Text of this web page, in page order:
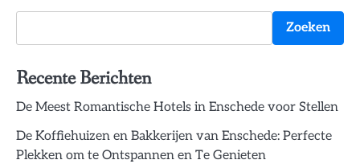
Zoeken
Recente Berichten
De Meest Romantische Hotels in Enschede voor Stellen
De Koffiehuizen en Bakkerijen van Enschede: Perfecte
Plekken om te Ontspannen en Te Genieten